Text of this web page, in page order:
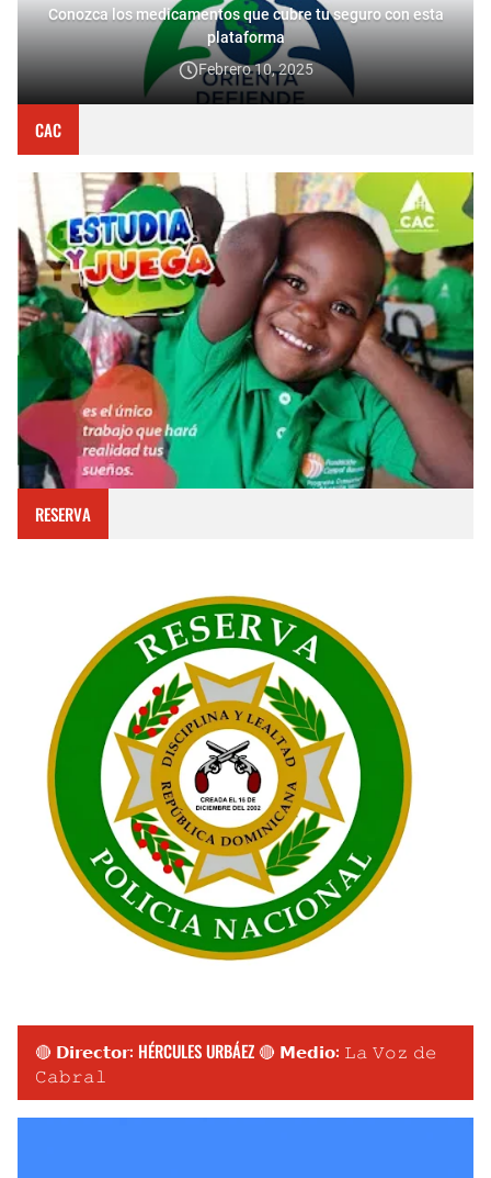
Conozca los medicamentos que cubre tu seguro con esta
plataforma
Febrero 10, 2025
CAC
RESERVA
🔴 𝗗𝗶𝗿𝗲𝗰𝘁𝗼𝗿: HÉRCULES URBÁEZ 🔴 𝗠𝗲𝗱𝗶𝗼: 𝙻𝚊 𝚅𝚘𝚣 𝚍𝚎
𝙲𝚊𝚋𝚛𝚊𝚕